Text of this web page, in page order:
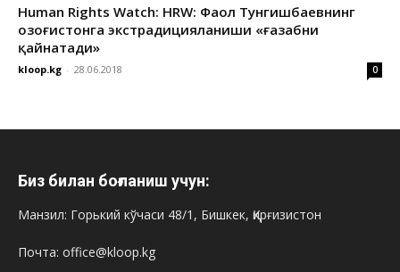
Human Rights Watch: HRW: Фаол Тунгишбаевнинг
Қозоғистонга экстрадицияланиши «ғазабни
қайнатади»
kloop.kg - 28.06.2018 0
Биз билан боғланиш учун:
Манзил: Горький кўчаси 48/1, Бишкек, Қирғизистон
Почта: office@kloop.kg